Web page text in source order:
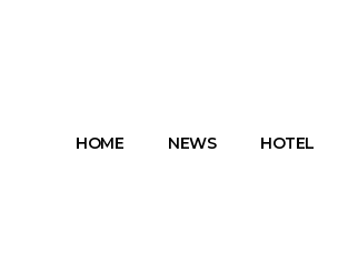
HOME NEWS HOTEL